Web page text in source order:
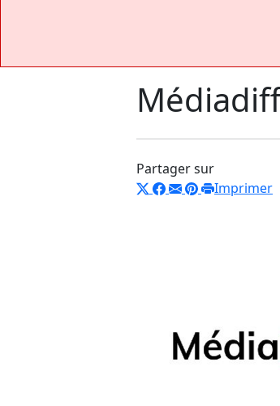
Partager sur
Imprimer